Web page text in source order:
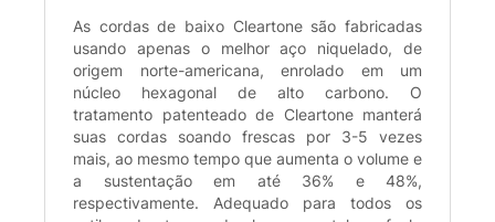
As cordas de baixo Cleartone são fabricadas
usando apenas o melhor aço niquelado, de
origem norte-americana, enrolado em um
núcleo hexagonal de alto carbono. O
tratamento patenteado de Cleartone manterá
suas cordas soando frescas por 3-5 vezes
mais, ao mesmo tempo que aumenta o volume e
a sustentação em até 36% e 48%,
respectivamente. Adequado para todos os